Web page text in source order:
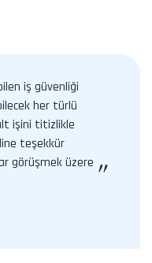
iş güvenliği
her türlü
işini titizlikle
teşekkür
görüşmek üzere ”